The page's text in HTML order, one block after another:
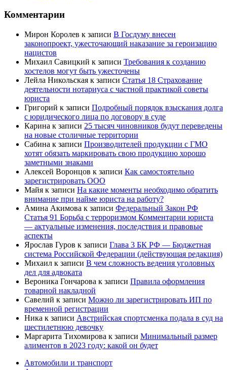
Комментарии
Мирон Королев к записи В Госдуму внесен
законопроект, ужесточающий наказание за героизацию
нацистов
Михаил Савицкий к записи Требования к созданию
хостелов могут быть ужесточены
Лейла Никольская к записи Статья 18 Страхование
деятельности нотариуса с частной практикой советы
юриста
Григорий к записи Подробный порядок взыскания долга
с юридического лица по договору в суде
Карина к записи 25 тысяч чиновников будут переведены
на новые столичные территории
Сабина к записи Производителей продукции с ГМО
хотят обязать маркировать свою продукцию хорошо
заметными знаками
Алексей Воронцов к записи Как самостоятельно
зарегистрировать ООО
Майя к записи На какие моменты необходимо обратить
внимание при найме юриста на работу?
Амина Акимова к записи Федеральный Закон РФ
Статья 91 Борьба с терроризмом Комментарии юриста
— актуальные изменения, последствия и правовые
аспекты
Ярослав Гуров к записи Глава 3 БК РФ — Бюджетная
система Российской Федерации (действующая редакция)
Михаил к записи В чем сложность ведения уголовных
дел для адвоката
Вероника Гончарова к записи Правила оформления
товарной накладной
Савелий к записи Можно ли зарегистрировать ИП по
временной регистрации
Ника к записи Австрийская спортсменка подала в суд на
шестилетнюю девочку
Маргарита Тихомирова к записи Минимальный размер
алиментов в 2023 году: какой он будет
Автомобили и транспорт